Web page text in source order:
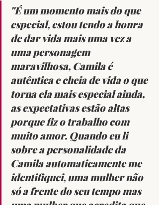
"É um momento mais do que
especial, estou tendo a honra
de dar vida mais uma vez a
uma personagem
maravilhosa, Camila é
autêntica e cheia de vida o que
torna ela mais especial ainda,
as expectativas estão altas
porque fiz o trabalho com
muito amor. Quando eu li
sobre a personalidade da
Camila automaticamente me
identifiquei, uma mulher não
só a frente do seu tempo mas